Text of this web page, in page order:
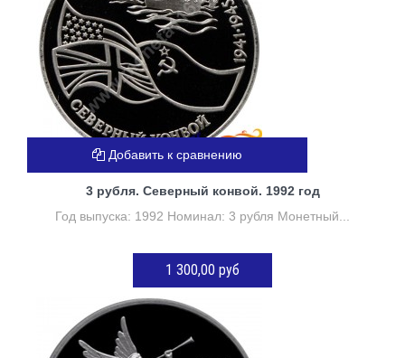
3 рубля. Северный конвой. 1992 год
Год выпуска: 1992 Номинал: 3 рубля Монетный...
1 300,00 руб
ДОБАВИТЬ В КОРЗИНУ
Добавить к сравнению